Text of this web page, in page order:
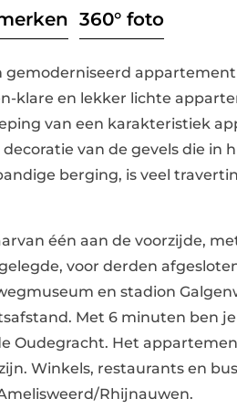
360° foto
gemoderniseerd
klare en lekker lichte
van een karakteristiek
van de gevels die in
berging, is veel
één aan de voorzijde,
voor derden
en stadion
Met 6 minuten ben
Oudegracht. Het
Winkels, restaurants en
Rhijnauwen.